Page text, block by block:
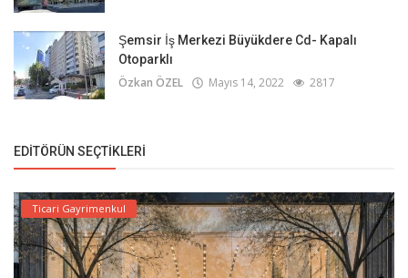
Şemsir İş Merkezi Büyükdere Cd- Kapalı
Otoparklı
Özkan ÖZEL Mayıs 14, 2022 2817
EDITÖRÜN SEÇTIKLERI
Ticari Gayrimenkul